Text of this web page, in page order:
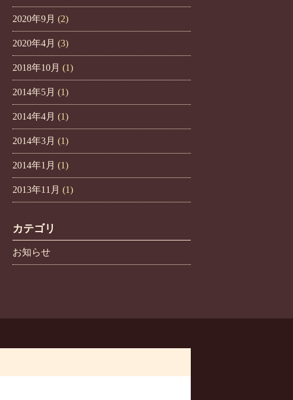
2020年9月 (2)
2020年4月 (3)
2018年10月 (1)
2014年5月 (1)
2014年4月 (1)
2014年3月 (1)
2014年1月 (1)
2013年11月 (1)
カテゴリ
お知らせ